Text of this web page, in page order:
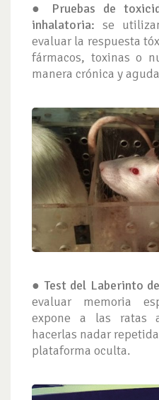
● Pruebas de
inhalatoria: se
evaluar la respuesta
fármacos, toxinas o
manera crónica y
●Test del Laberinto
evaluar memoria
expone a las ratas
hacerlas nadar
plataforma oculta.